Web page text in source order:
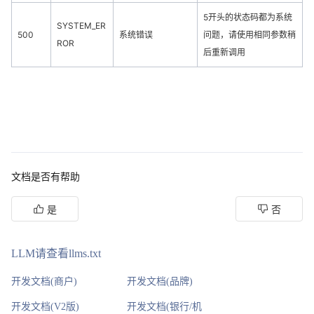
500
SYSTEM_ER
ROR
系统错误
5开头的状态码都为系统
问题，请使用相同参数稍
后重新调用
文档是否有帮助
是 否
LLM请查看llms.txt
开发文档(商户) 开发文档(品牌)
开发文档(V2版) 开发文档(银行/机